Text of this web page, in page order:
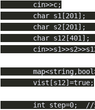
        cin
>>c;
char s1 [201 ] ;
char s2 [201 ] ;
char s12 [401 ] ;
        cin
>>s1>>s2>>
        map
<string, bool
        vist
[s12]=true;
int step=0;
//